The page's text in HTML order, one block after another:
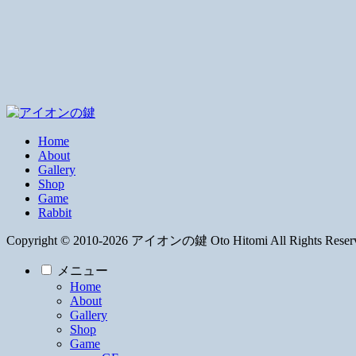
Home
About
Gallery
Shop
Game
Rabbit
Copyright © 2010-2026 アイオンの鍵 Oto Hitomi All Rights
メニュー
Home
About
Gallery
Shop
Game